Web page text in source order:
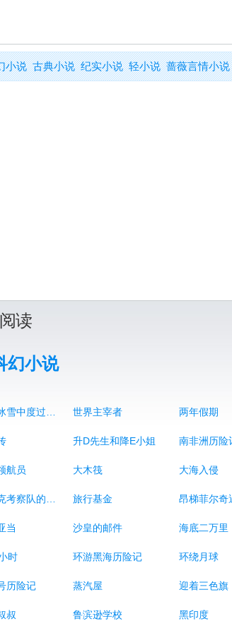
小说 古典小说 纪实小说 轻小说 蔷薇言情小说
读
幻小说
世界主宰者 两年假期
升D先生和降E小姐 南非洲历险
航员 大木筏 大海入侵
旅行基金 昂梯菲尔奇
当 沙皇的邮件 海底二万里
时 环游黑海历险记 环绕月球
历险记 蒸汽屋 迎着三色旗
叔 鲁滨逊学校 黑印度